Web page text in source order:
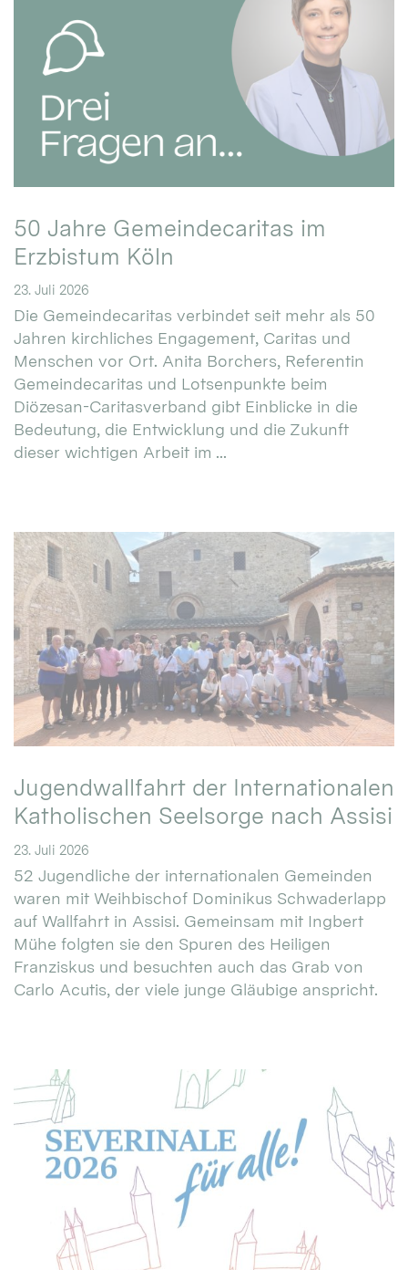
50 Jahre Gemeindecaritas im
Erzbistum Köln
23. Juli 2026
Die Gemeindecaritas verbindet seit mehr als 50
Jahren kirchliches Engagement, Caritas und
Menschen vor Ort. Anita Borchers, Referentin
Gemeindecaritas und Lotsenpunkte beim
Diözesan-Caritasverband gibt Einblicke in die
Bedeutung, die Entwicklung und die Zukunft
dieser wichtigen Arbeit im ...
Jugendwallfahrt der Internationalen
Katholischen Seelsorge nach Assisi
23. Juli 2026
52 Jugendliche der internationalen Gemeinden
waren mit Weihbischof Dominikus Schwaderlapp
auf Wallfahrt in Assisi. Gemeinsam mit Ingbert
Mühe folgten sie den Spuren des Heiligen
Franziskus und besuchten auch das Grab von
Carlo Acutis, der viele junge Gläubige anspricht.